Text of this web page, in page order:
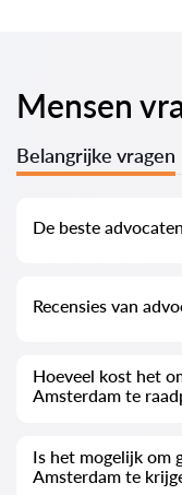
Mensen
Belangrijke vragen
De beste
advocaten met
Recensies van
verwijderen geen
manier om vals te
Hoeveel kost het
Amsterdam te
meer (prijzen kunnen
van de vraag en de
Is het mogelijk om
Amsterdam te